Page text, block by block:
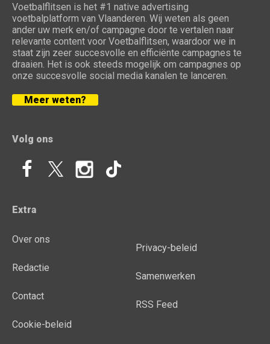
Voetbalflitsen is het #1 native advertising
voetbalplatform van Vlaanderen. Wij weten als geen
ander uw merk en/of campagne door te vertalen naar
relevante content voor Voetbalflitsen, waardoor we in
staat zijn zeer succesvolle en efficiënte campagnes te
draaien. Het is ook steeds mogelijk om campagnes op
onze succesvolle social media kanalen te lanceren.
Meer weten?
Volg ons
Extra
Over ons
Redactie
Contact
Cookie-beleid
Privacy-beleid
Samenwerken
RSS Feed